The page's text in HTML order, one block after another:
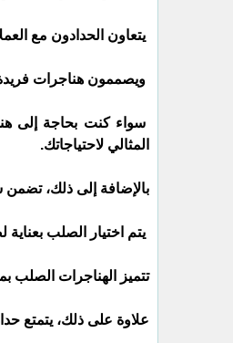
يتعاون الحدادون مع
ويصممون هناجرات
سواء كنت بحاجة إلى
المثالي لاحتياجاتك.
بالإضافة إلى ذلك، تضمن
يتم اختيار الصلب
تتميز الهناجرات الصلب
علاوة على ذلك، يتمتع